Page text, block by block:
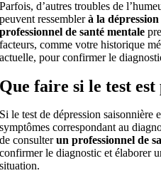
Parfois, d’autres troubles de
peuvent ressemblerà la
professionnel de santé mentale
facteurs, comme votre historique
actuelle, pour confirmer le
Que faire si le test
Si le test de dépression saisonnière
symptômes correspondant au
de consulterun professionnel de
confirmer le diagnostic et élaborer
situation.